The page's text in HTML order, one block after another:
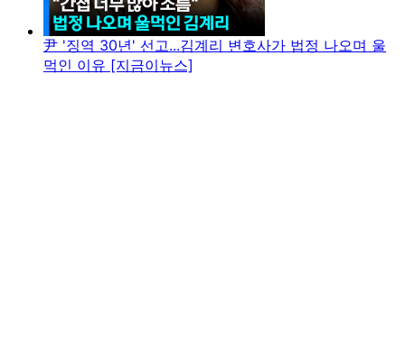
尹 '징역 30년' 선고...김계리 변호사가 법정 나오며 울
먹인 이유 [지금이뉴스]